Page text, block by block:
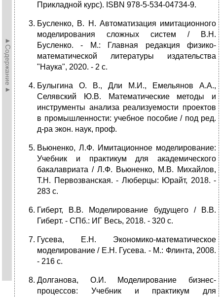
►Содержание►
Прикладной курс). ISBN 978-5-534-04734-9.
Бусленко, В. Н. Автоматизация имитационного
моделирования сложных систем / В.Н.
Бусленко. - М.: Главная редакция физико-
математической литературы издательства
"Наука", 2020. - 2 c.
Булыгина О. В., Дли М.И., Емельянов А.А.,
Селявский Ю.В. Математические методы и
инструменты анализа реализуемости проектов
в промышленности: учебное пособие / под ред.
д-ра экон. наук, проф.
Вьюненко, Л.Ф. Имитационное моделирование:
Учебник и практикум для академического
бакалавриата / Л.Ф. Вьюненко, М.В. Михайлов,
Т.Н. Первозванская. - Люберцы: Юрайт, 2018. -
283 c.
Гиберт, В.В. Моделирование будущего / В.В.
Гиберт. - СПб.: ИГ Весь, 2018. - 320 c.
Гусева, Е.Н. Экономико-математическое
моделирование / Е.Н. Гусева. - М.: Флинта, 2008.
- 216 c.
Долганова, О.И. Моделирование бизнес-
процессов: Учебник и практикум для